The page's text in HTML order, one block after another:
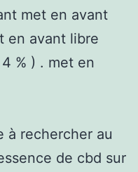
met en avant
en avant libre
% ) . met en
à rechercher au
de cbd sur